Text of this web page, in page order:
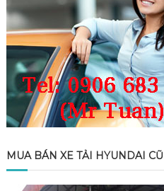
MUA BÁN XE TẢI HYUNDAI CŨ